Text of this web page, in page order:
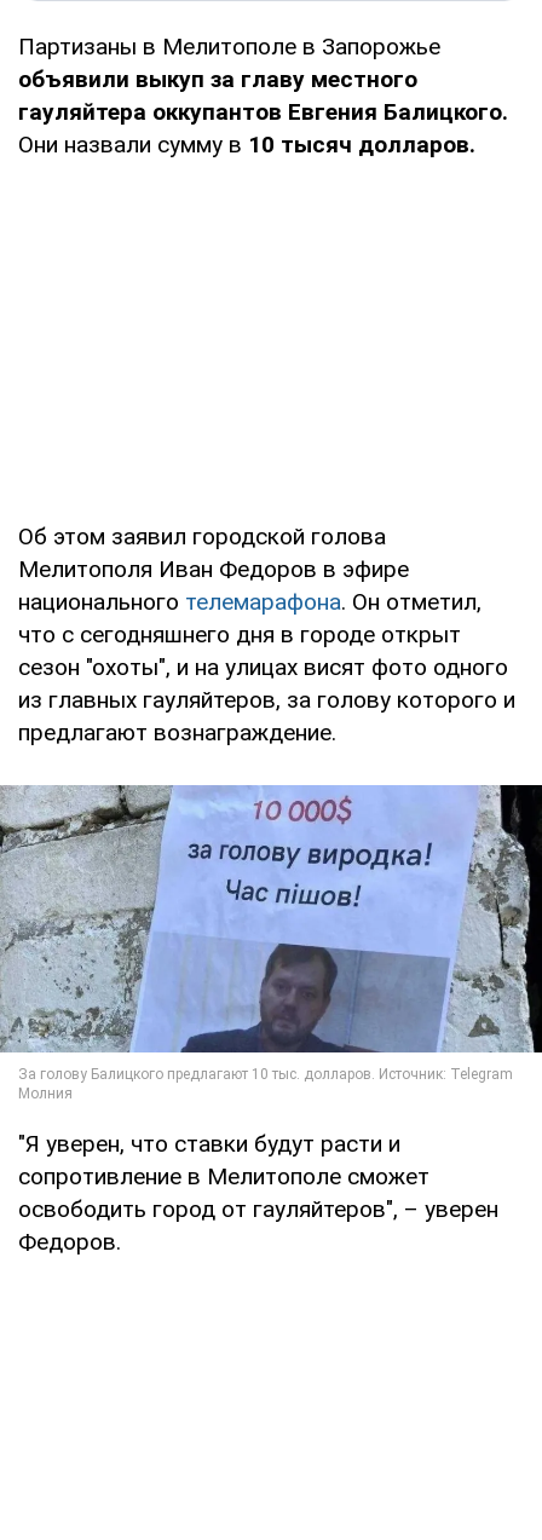
Партизаны в Мелитополе в Запорожье
объявили выкуп за главу местного
гауляйтера оккупантов Евгения Балицкого.
Они назвали сумму в 10 тысяч долларов.
Об этом заявил городской голова
Мелитополя Иван Федоров в эфире
национального телемарафона. Он отметил,
что с сегодняшнего дня в городе открыт
сезон "охоты", и на улицах висят фото одного
из главных гауляйтеров, за голову которого и
предлагают вознаграждение.
"Я уверен, что ставки будут расти и
сопротивление в Мелитополе сможет
освободить город от гауляйтеров", – уверен
Федоров.